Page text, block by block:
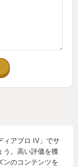
重厚なサウン
時の何とも言え
もう脳汁がドバ
ダンジョン、
めて、ズブ
と足を取ら
ィアブロ IV」でサ
う。高い評価を獲
ンのコンテンツを